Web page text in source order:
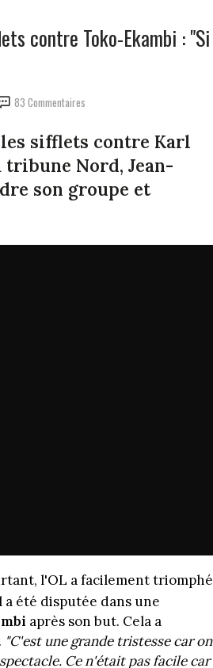
contre Toko-Ekambi : "Si
83 Commentaires
sifflets contre Karl
Nord, Jean-
son groupe et
l'OL a facilement triomphé
a été disputée dans une
après son but. Cela a
"C'est une grande tristesse car on
Ce n'était pas facile car